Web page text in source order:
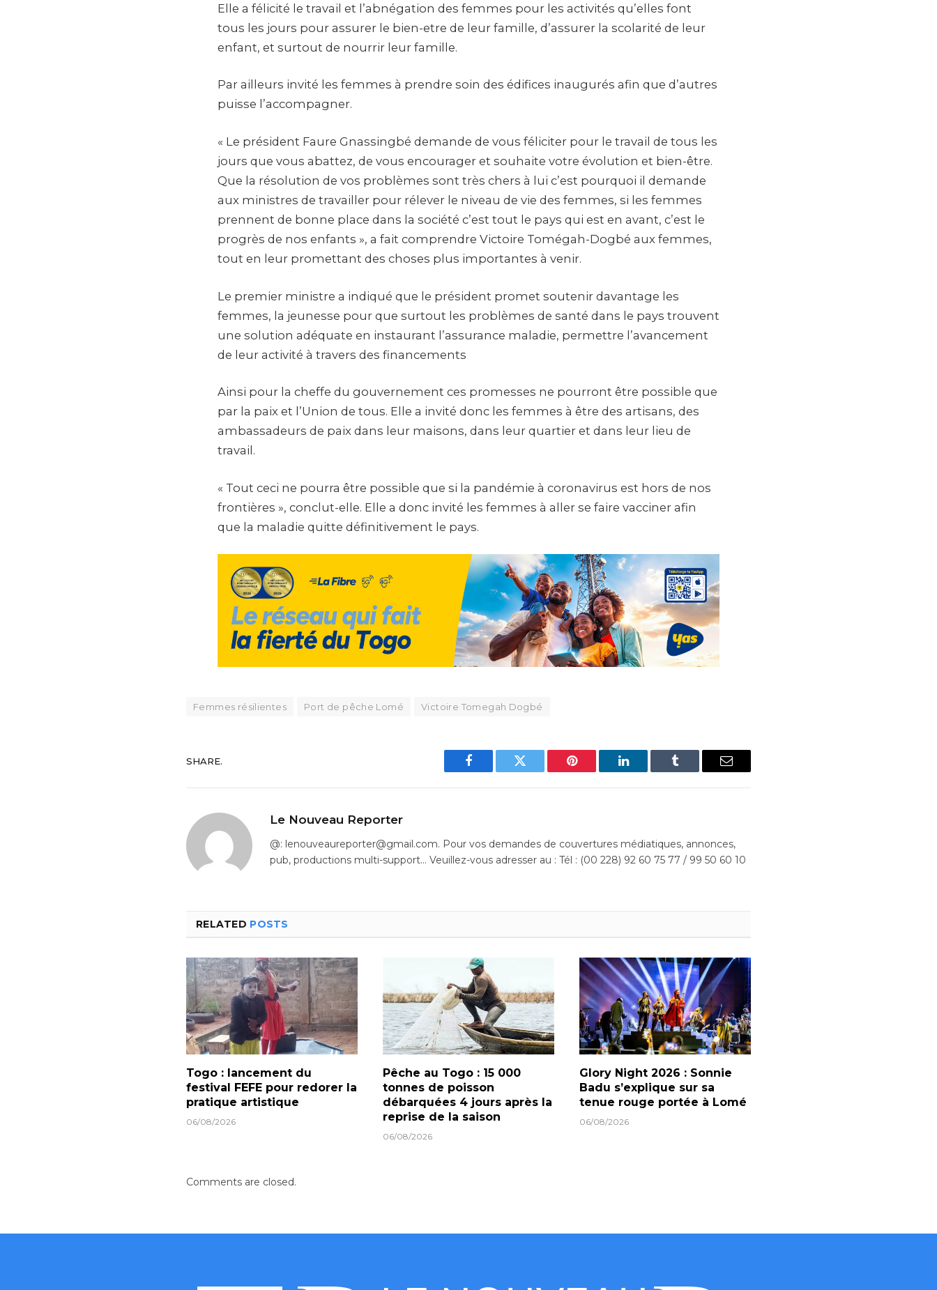
Elle a félicité le travail et l’abnégation des femmes pour les activités qu’elles font
tous les jours pour assurer le bien-etre de leur famille, d’assurer la scolarité de leur
enfant, et surtout de nourrir leur famille.
Par ailleurs invité les femmes à prendre soin des édifices inaugurés afin que d’autres
puisse l’accompagner.
« Le président Faure Gnassingbé demande de vous féliciter pour le travail de tous les
jours que vous abattez, de vous encourager et souhaite votre évolution et bien-être.
Que la résolution de vos problèmes sont très chers à lui c’est pourquoi il demande
aux ministres de travailler pour rélever le niveau de vie des femmes, si les femmes
prennent de bonne place dans la société c’est tout le pays qui est en avant, c’est le
progrès de nos enfants », a fait comprendre Victoire Tomégah-Dogbé aux femmes,
tout en leur promettant des choses plus importantes à venir.
Le premier ministre a indiqué que le président promet soutenir davantage les
femmes, la jeunesse pour que surtout les problèmes de santé dans le pays trouvent
une solution adéquate en instaurant l’assurance maladie, permettre l’avancement
de leur activité à travers des financements
Ainsi pour la cheffe du gouvernement ces promesses ne pourront être possible que
par la paix et l’Union de tous. Elle a invité donc les femmes à être des artisans, des
ambassadeurs de paix dans leur maisons, dans leur quartier et dans leur lieu de
travail.
« Tout ceci ne pourra être possible que si la pandémie à coronavirus est hors de nos
frontières », conclut-elle. Elle a donc invité les femmes à aller se faire vacciner afin
que la maladie quitte définitivement le pays.
Femmes résilientes Port de pêche Lomé Victoire Tomegah Dogbé
SHARE.
Facebook Twitter Pinterest LinkedIn Tumblr Email
Le Nouveau Reporter
@: lenouveaureporter@gmail.com. Pour vos demandes de couvertures médiatiques, annonces,
pub, productions multi-support… Veuillez-vous adresser au : Tél : (00 228) 92 60 75 77 / 99 50 60 10
RELATED POSTS
Togo : lancement du
festival FEFE pour redorer la
pratique artistique
06/08/2026
Pêche au Togo : 15 000
tonnes de poisson
débarquées 4 jours après la
reprise de la saison
06/08/2026
Glory Night 2026 : Sonnie
Badu s’explique sur sa
tenue rouge portée à Lomé
06/08/2026
Comments are closed.